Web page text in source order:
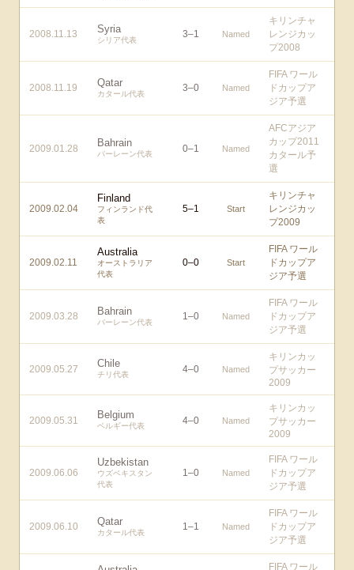
2008.11.13 Syria
シリア代表
3–1 Named
キリンチャ
レンジカッ
プ2008
2008.11.19 Qatar
カタール代表
3–0 Named
FIFA ワール
ドカップア
ジア予選
2009.01.28 Bahrain
バーレーン代表 0–1 Named
AFCアジア
カップ2011
カタール予
選
2009.02.04
Finland
フィンランド代
表
5–1 Start
キリンチャ
レンジカッ
プ2009
2009.02.11
Australia
オーストラリア
代表
0–0 Start
FIFA ワール
ドカップア
ジア予選
2009.03.28 Bahrain
バーレーン代表
1–0 Named
FIFA ワール
ドカップア
ジア予選
2009.05.27 Chile
チリ代表 4–0 Named
キリンカッ
プサッカー
2009
2009.05.31 Belgium
ベルギー代表 4–0 Named
キリンカッ
プサッカー
2009
2009.06.06
Uzbekistan
ウズベキスタン
代表
1–0 Named
FIFA ワール
ドカップア
ジア予選
2009.06.10 Qatar
カタール代表
1–1 Named
FIFA ワール
ドカップア
ジア予選
FIFA ワール